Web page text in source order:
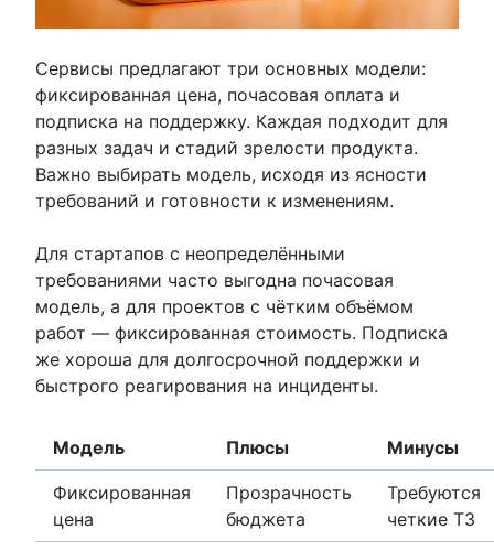
Сервисы предлагают три основных модели:
фиксированная цена, почасовая оплата и
подписка на поддержку. Каждая подходит для
разных задач и стадий зрелости продукта.
Важно выбирать модель, исходя из ясности
требований и готовности к изменениям.
Для стартапов с неопределёнными
требованиями часто выгодна почасовая
модель, а для проектов с чётким объёмом
работ — фиксированная стоимость. Подписка
же хороша для долгосрочной поддержки и
быстрого реагирования на инциденты.
Модель Плюсы Минусы
Фиксированная
цена
Прозрачность
бюджета
Требуются
четкие ТЗ